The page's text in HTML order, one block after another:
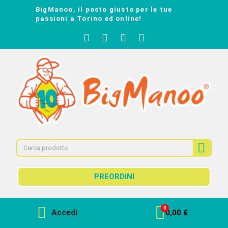
BigManoo, il posto giusto per le tue
passioni a Torino ed online!
PREORDINI
Accedi 0,00 €